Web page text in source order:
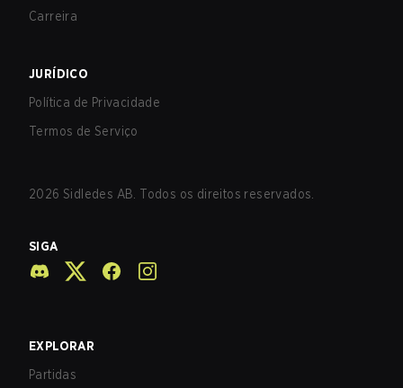
Carreira
JURÍDICO
Política de Privacidade
Termos de Serviço
2026 Sidledes AB. Todos os direitos reservados.
SIGA
EXPLORAR
Partidas